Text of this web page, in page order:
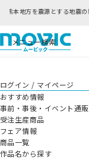
まして
メニュー検索
ログイン / マイページ
おすすめ情報
事前・事後・イベント通販
受注生産商品
フェア情報
商品一覧
作品名から探す